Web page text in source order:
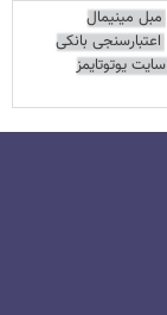
مبل مینیمال
اعتبارسنجی بانکی
سایت یوتوتایمز